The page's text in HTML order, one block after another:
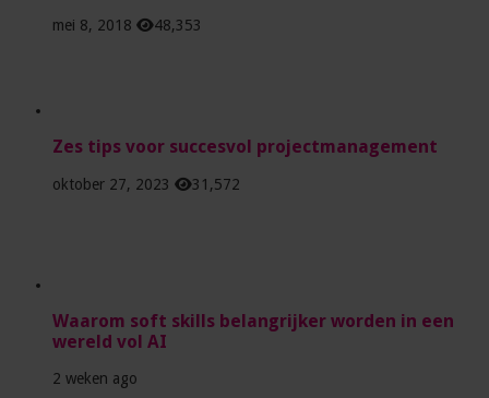
mei 8, 2018 48,353
Zes tips voor succesvol projectmanagement
oktober 27, 2023 31,572
Waarom soft skills belangrijker worden in een
wereld vol AI
2 weken ago